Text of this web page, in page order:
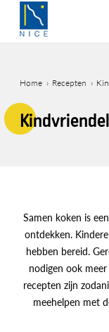
Overslaan
naar
gaanHome Recepten
Samen koken is
ontdekken.
hebben bereid.
nodigen ook
recepten zijn
meehelpen met